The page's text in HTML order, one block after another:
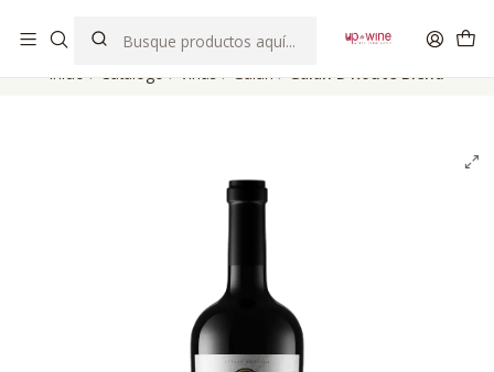
Inicio Catálogo Viñas Galán Galán D'Route Blend